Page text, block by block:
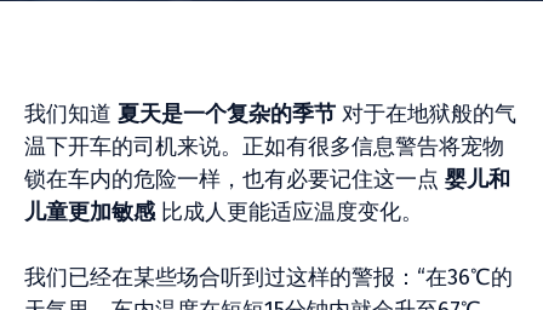
我们知道 夏天是一个复杂的季节 对于在地狱般的气
温下开车的司机来说。正如有很多信息警告将宠物
锁在车内的危险一样，也有必要记住这一点 婴儿和
儿童更加敏感比成人更能适应温度变化。
我们已经在某些场合听到过这样的警报：“在36℃的